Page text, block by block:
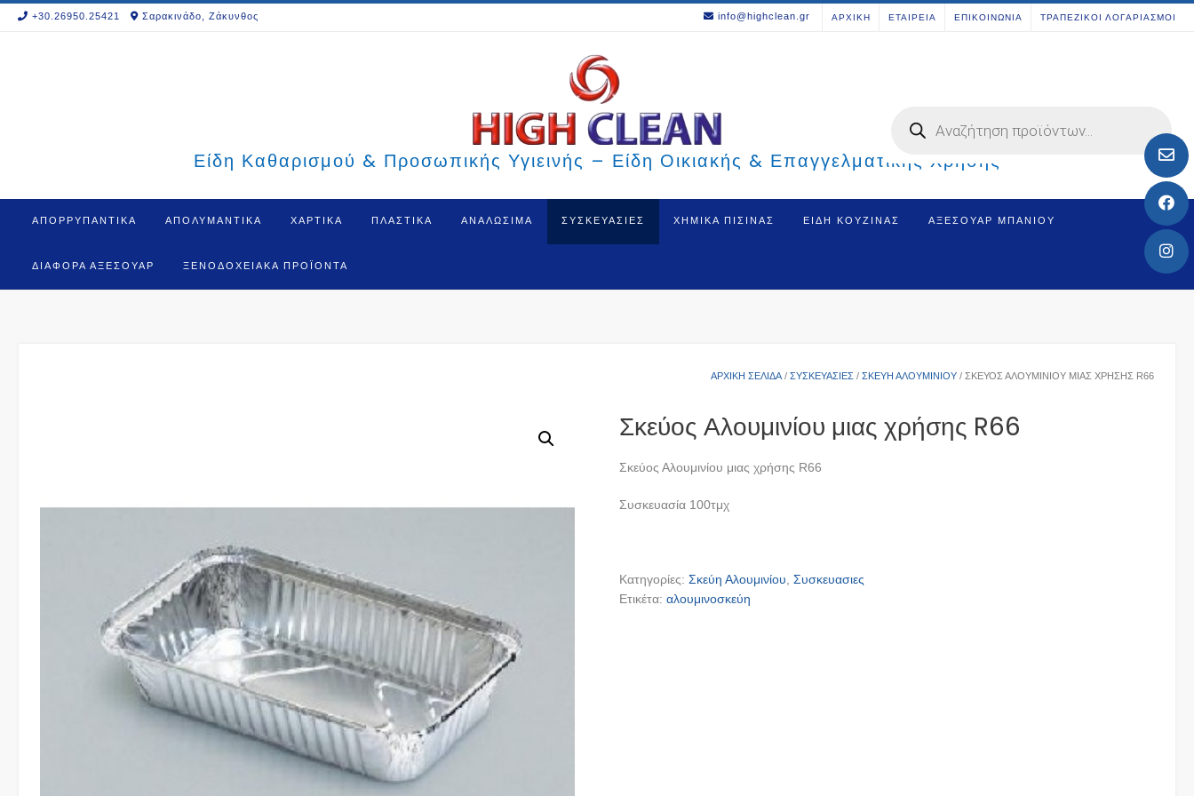
+30.26950.25421 Σαρακινάδο, Ζάκυνθος info@highclean.gr ΑΡΧΙΚΗ ΕΤΑΙΡΕΙΑ ΕΠΙΚΟΙΝΩΝΙΑ ΤΡΑΠΕΖΙΚΟΙ ΛΟΓΑΡΙΑΣΜΟΙ
Είδη Καθαρισμού & Προσωπικής Υγιεινής – Είδη Οικιακής & Επαγγελματικής Χρήσης
search
ΑΠΟΡΡΥΠΑΝΤΙΚΑ ΑΠΟΛΥΜΑΝΤΙΚΑ ΧΑΡΤΙΚΑ ΠΛΑΣΤΙΚΑ ΑΝΑΛΩΣΙΜΑ ΣΥΣΚΕΥΑΣΙΕΣ ΧΗΜΙΚΑ ΠΙΣΙΝΑΣ ΕΊΔΗ ΚΟΥΖΊΝΑΣ ΑΞΕΣΟΥΆΡ ΜΠΆΝΙΟΥ
ΔΙΆΦΟΡΑ ΑΞΕΣΟΥΆΡ ΞΕΝΟΔΟΧΕΙΑΚΆ ΠΡΟΪΌΝΤΑ
ΑΡΧΙΚΉ ΣΕΛΊΔΑ / ΣΥΣΚΕΥΑΣΙΕΣ / ΣΚΕΎΗ ΑΛΟΥΜΙΝΊΟΥ / ΣΚΕΎΟΣ ΑΛΟΥΜΙΝΊΟΥ ΜΙΑΣ ΧΡΉΣΗΣ R66
Σκεύος Αλουμινίου μιας χρήσης R66
Σκεύος Αλουμινίου μιας χρήσης R66
Συσκευασία 100τμχ
Κατηγορίες:Σκεύη Αλουμινίου ,Συσκευασιες
Ετικέτα:αλουμινοσκεύη